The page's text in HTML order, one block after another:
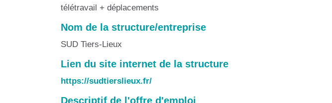
télétravail + déplacements
Nom de la structure/entreprise
SUD Tiers-Lieux
Lien du site internet de la structure
https://sudtierslieux.fr/
Descriptif de l'offre d'emploi